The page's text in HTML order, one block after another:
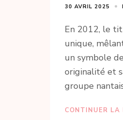
30 AVRIL 2025
En 2012, le
unique,
un symbole
originalité et
groupe
CONTINUER LA